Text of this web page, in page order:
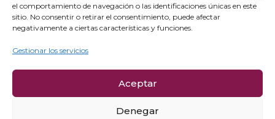
el comportamiento de navegación o las identificaciones únicas en este
sitio. No consentir o retirar el consentimiento, puede afectar
negativamente a ciertas características y funciones.
Gestionar los servicios
Aceptar
Denegar
Preguntas frecuentes
Grupos privados
Política de privacidad
Política de cookies